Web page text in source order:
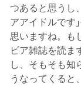
つあると思うし
アアイドルです
思いますね。も
ビア雑誌を読ま
し、そもそも知
うなってくると